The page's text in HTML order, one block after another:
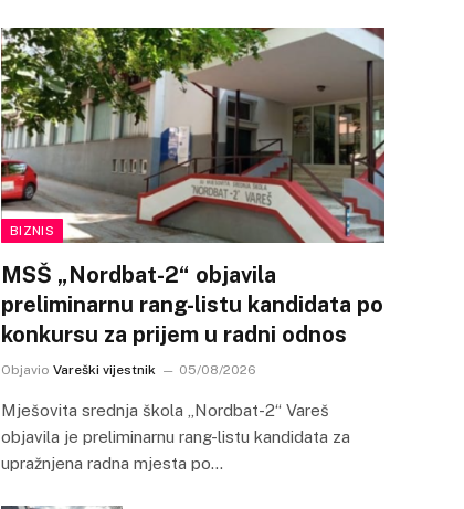
BIZNIS
MSŠ „Nordbat-2“ objavila
preliminarnu rang-listu kandidata po
konkursu za prijem u radni odnos
Objavio Vareški vijestnik 05/08/2026
Mješovita srednja škola „Nordbat-2“ Vareš
objavila je preliminarnu rang-listu kandidata za
upražnjena radna mjesta po…